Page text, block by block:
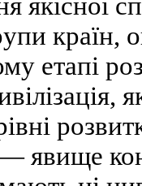
країн,
етапі
явище